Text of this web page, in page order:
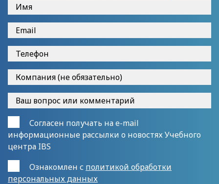
Согласен получать на e-mail
информационные рассылки о новостях Учебного
центра IBS
Ознакомлен с политикой обработки
персональных данных